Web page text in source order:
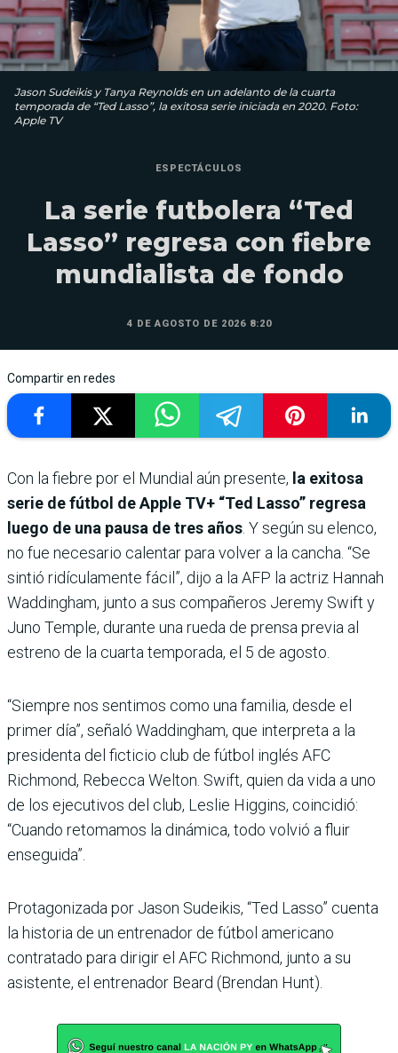
Jason Sudeikis y Tanya Reynolds en un adelanto de la cuarta
temporada de “Ted Lasso”, la exitosa serie iniciada en 2020. Foto:
Apple TV
ESPECTÁCULOS
La serie futbolera “Ted
Lasso” regresa con fiebre
mundialista de fondo
4 DE AGOSTO DE 2026 8:20
Compartir en redes
Con la fiebre por el Mundial aún presente, la exitosa
serie de fútbol de Apple TV+ “Ted Lasso” regresa
luego de una pausa de tres años . Y según su elenco,
no fue necesario calentar para volver a la cancha. “Se
sintió ridículamente fácil”, dijo a la AFP la actriz Hannah
Waddingham, junto a sus compañeros Jeremy Swift y
Juno Temple, durante una rueda de prensa previa al
estreno de la cuarta temporada, el 5 de agosto.
“Siempre nos sentimos como una familia, desde el
primer día”, señaló Waddingham, que interpreta a la
presidenta del ficticio club de fútbol inglés AFC
Richmond, Rebecca Welton. Swift, quien da vida a uno
de los ejecutivos del club, Leslie Higgins, coincidió:
“Cuando retomamos la dinámica, todo volvió a fluir
enseguida”.
Protagonizada por Jason Sudeikis, “Ted Lasso” cuenta
la historia de un entrenador de fútbol americano
contratado para dirigir el AFC Richmond, junto a su
asistente, el entrenador Beard (Brendan Hunt).